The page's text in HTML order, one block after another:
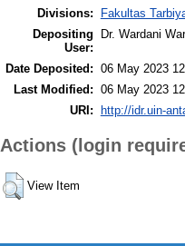
Divisions:
Fakultas
Depositing
User:
Dr. Wardani
Date Deposited: 06 May 2023
Last Modified: 06 May 2023
URI: http://idr.uin-
Actions (login
View Item